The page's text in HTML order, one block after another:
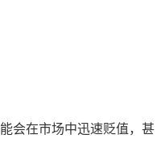
会在市场中迅速贬值，甚